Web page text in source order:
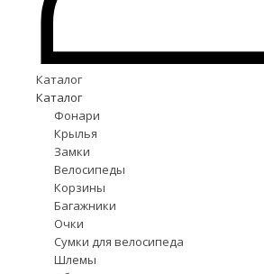
Каталог
Каталог
Фонари
Крылья
Замки
Велосипеды
Корзины
Багажники
Очки
Сумки для велосипеда
Шлемы